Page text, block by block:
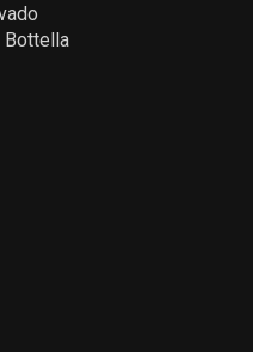
Bottella